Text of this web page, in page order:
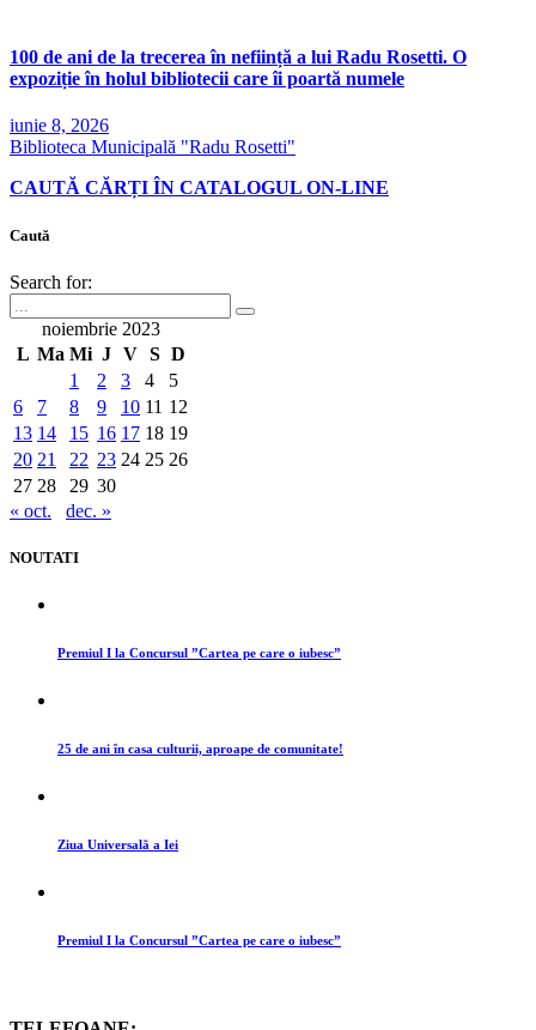
100 de ani de la trecerea în neființă a lui Radu Rosetti. O
expoziție în holul bibliotecii care îi poartă numele
iunie 8, 2026
Biblioteca Municipală "Radu Rosetti"
CAUTĂ CĂRȚI ÎN CATALOGUL ON-LINE
Caută
Search for:
noiembrie 2023
L Ma Mi J V S D
1
2 3 4
5
6
7 8 9 10 11 12
13 14 15 16 17 18 19
20 21 22 23 24 25 26
27 28 29 30
« oct.
dec. »
NOUTATI
Premiul I la Concursul ”Cartea pe care o iubesc”
25 de ani în casa culturii, aproape de comunitate!
Ziua Universală a Iei
Premiul I la Concursul ”Cartea pe care o iubesc”